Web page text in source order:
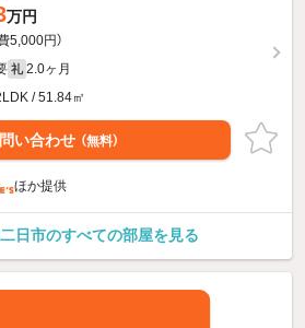
万円
5,000円）
礼 2.0ヶ月
/ 51.84㎡
い合わせ （無料）
ほか提供
日市のすべての部屋を見る